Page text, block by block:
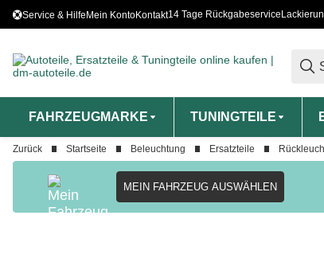
Service & HilfeMein KontoKontakt14 Tage Rückgabeservice
FAHRZEUGMARKE TUNINGTEILE
Zurück Startseite Beleuchtung Ersatzteile
MEIN FAHRZEUG AUSWÄHLEN